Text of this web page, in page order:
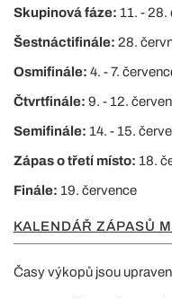
Skupinová fáze: 11. - 28.
Šestnáctifinále: 28.
Osmifinále: 4. - 7.
Čtvrtfinále: 9. - 12.
Semifinále: 14. - 15.
Zápas o třetí místo: 18.
Finále: 19. července
KALENDÁŘ ZÁPASŮ
Časy výkopů jsou